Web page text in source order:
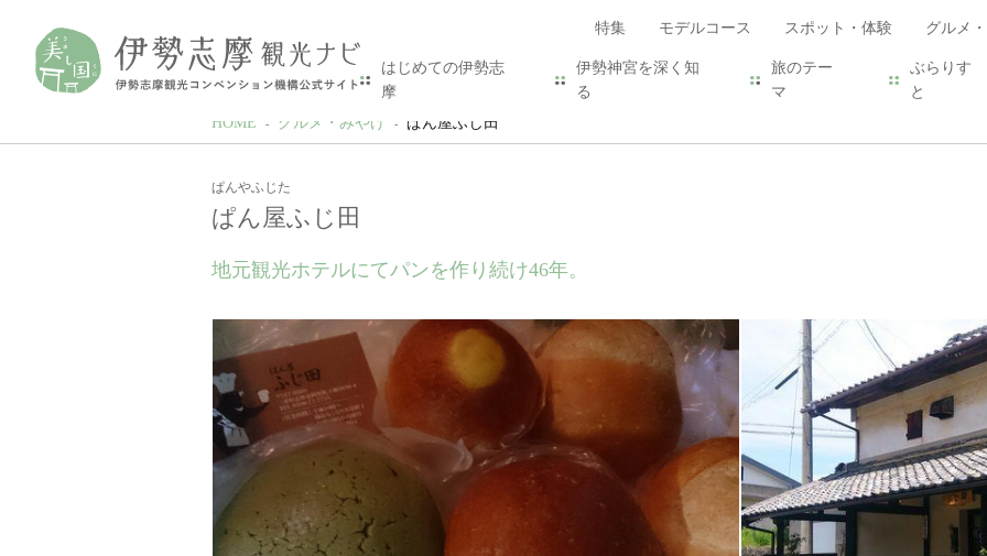
特集 モデルコース スポット・体験 グルメ
はじめての伊勢志
摩
伊勢神宮を深く知
る
旅のテー
マ
ぶらりす
と
HOME グルメ・みやげ ぱん屋ふじ田
ぱんやふじた
ぱん屋ふじ田
地元観光ホテルにてパンを作り続け46年。